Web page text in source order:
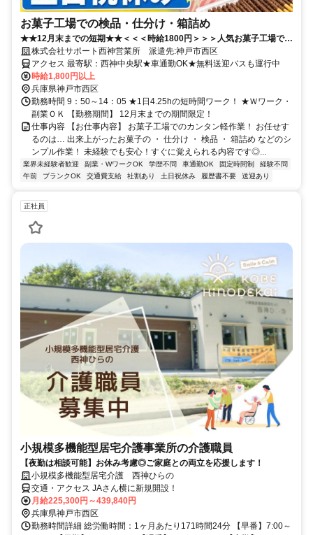
お菓子工場での検品・仕分け・箱詰め
★★12月末までの短期★★＜＜＜時給1800円＞＞＞人気お菓子工場での
カンタン作業♪
株式会社サポート西神営業所 派遣先:神戸市西区
アクセス 最寄駅：西神中央駅★車通勤OK★無料送迎バスも運行中
時給1,800円以上
兵庫県神戸市西区
勤務時間 9：50～14：05 ★1日4.25hの短時間ワーク！ ★Ｗワーク・
副業ＯＫ 【勤務期間】 12月末までの期間限定！
仕事内容 【お仕事内容】 お菓子工場でのカンタン軽作業！ お任せす
るのは… 出来上がったお菓子の ・ 仕分け ・ 検品 ・ 箱詰め などのシ
ンプル作業！ 未経験でも安心！すぐに覚えられる内容です◎...
業界未経験者歓迎 副業・WワークOK 学歴不問 車通勤OK 固定時間制
経験不問
午前
ブランクOK 交通費支給 社割あり 土日祝休み 履歴書不要 送迎あり
正社員
小規模多機能型居宅介護事業所の介護職員
【夜勤は相談可能】お休み考慮◎ご家庭との両立を応援します！
小規模多機能型居宅介護 西神ひらの
交通・アクセス JAさん横に新規開設！
月給225,300円～439,840円
兵庫県神戸市西区
勤務時間詳細 総労働時間：1ヶ月あたり171時間24分 【早番】7:00～